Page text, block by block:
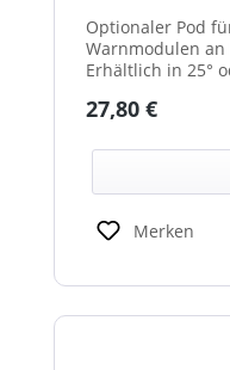
Optionaler Pod
Warnmodulen an
Erhältlich in 25°
Regulärer Preis:
27,80 €
Merken